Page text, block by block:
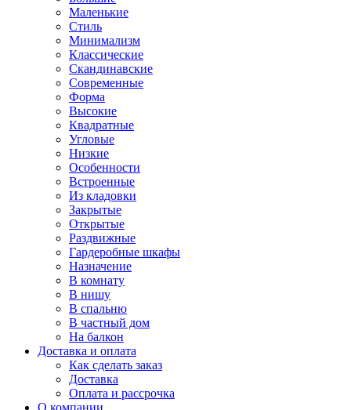
Маленькие
Стиль
Минимализм
Классические
Скандинавские
Современные
Форма
Высокие
Квадратные
Угловые
Низкие
Особенности
Встроенные
Из кладовки
Закрытые
Открытые
Раздвижные
Гардеробные шкафы
Назначение
В комнату
В нишу
В спальню
В частный дом
На балкон
Доставка и оплата
Как сделать заказ
Доставка
Оплата и рассрочка
О компании